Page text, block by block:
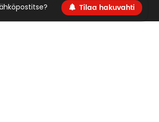
Tilaa hakuvahti